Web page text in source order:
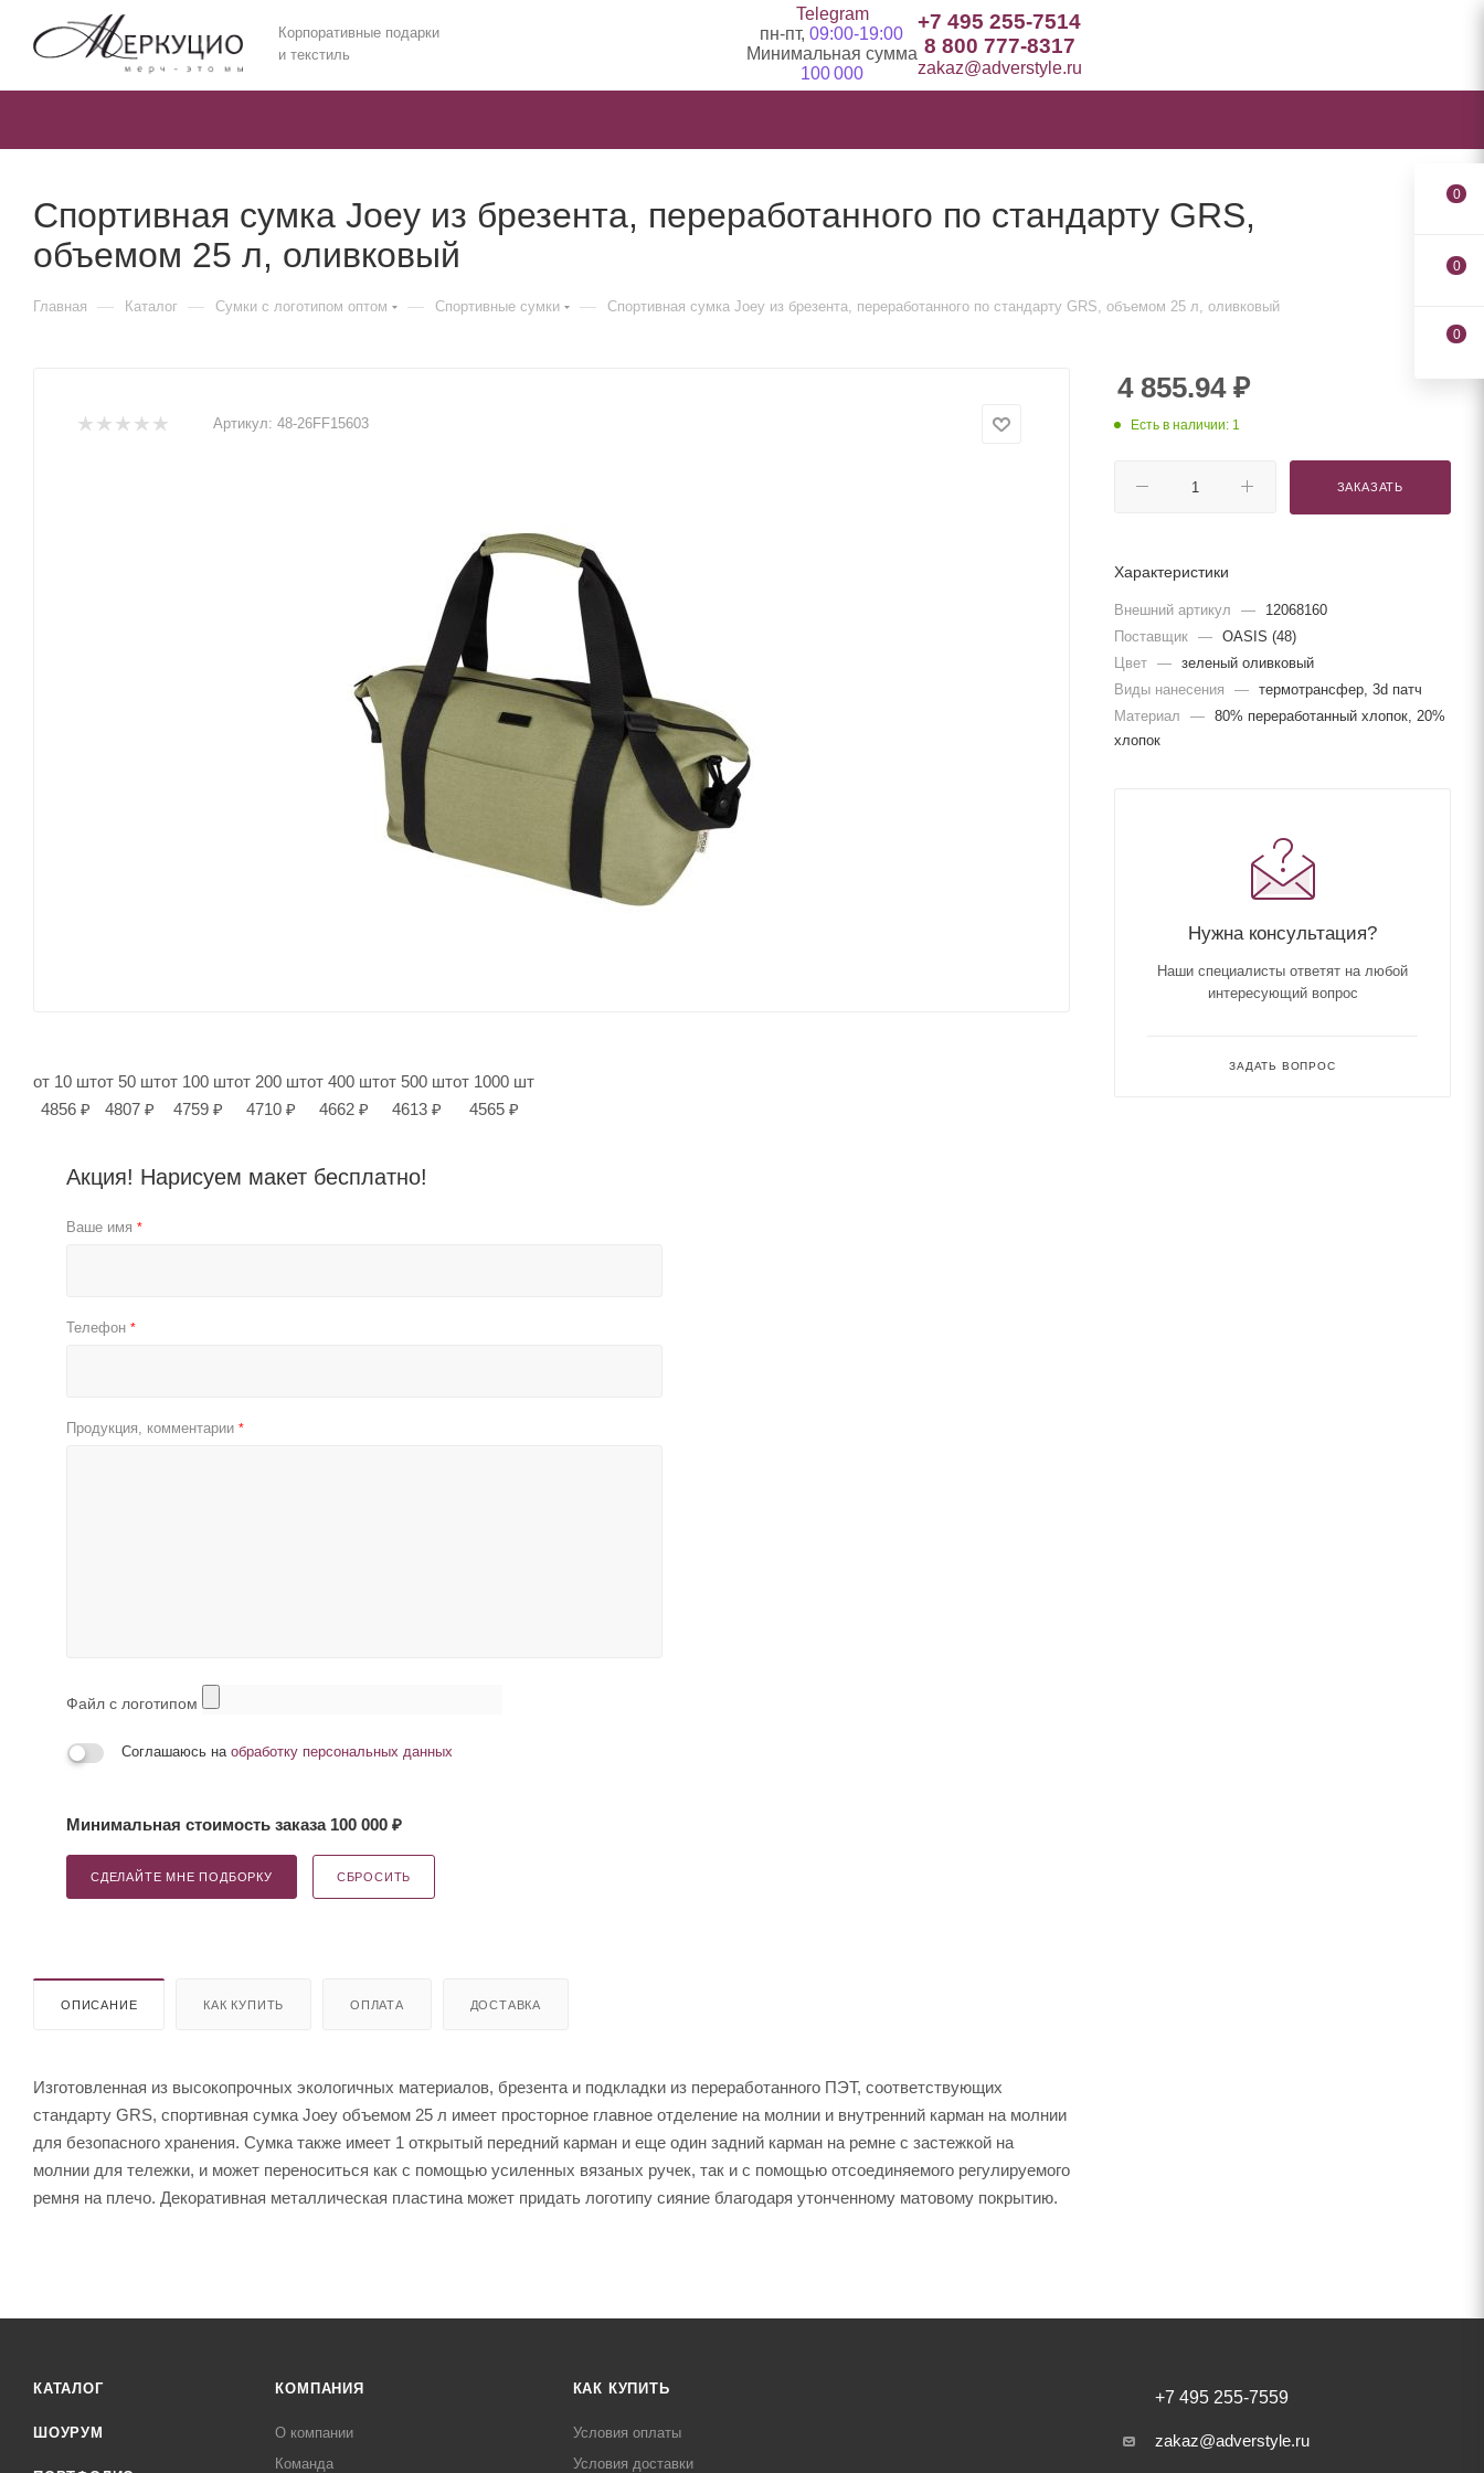
Корпоративные подарки
и текстиль
Telegram
пн-пт, 09:00-19:00
Минимальная сумма
100 000
+7 495 255-7514
8 800 777-8317
zakaz@adverstyle.ru
Спортивная сумка Joey из брезента, переработанного по стандарту GRS,
объемом 25 л, оливковый
Главная — Каталог — Сумки с логотипом оптом — Спортивные сумки — Спортивная сумка Joey из брезента, переработанного по стандарту GRS, объемом 25 л, оливковый
Артикул: 48-26FF15603
от 10 шт
4856 ₽
от 50 шт
4807 ₽
от 100 шт
4759 ₽
от 200 шт
4710 ₽
от 400 шт
4662 ₽
от 500 шт
4613 ₽
от 1000 шт
4565 ₽
Акция! Нарисуем макет бесплатно!
Ваше имя *
Телефон *
Продукция, комментарии *
Файл с логотипом
Соглашаюсь на обработку персональных данных
Минимальная стоимость заказа 100 000 ₽
СДЕЛАЙТЕ МНЕ ПОДБОРКУ СБРОСИТЬ
ОПИСАНИЕ КАК КУПИТЬ ОПЛАТА ДОСТАВКА
Изготовленная из высокопрочных экологичных материалов, брезента и подкладки из переработанного ПЭТ, соответствующих
стандарту GRS, спортивная сумка Joey объемом 25 л имеет просторное главное отделение на молнии и внутренний карман на молнии
для безопасного хранения. Сумка также имеет 1 открытый передний карман и еще один задний карман на ремне с застежкой на
молнии для тележки, и может переноситься как с помощью усиленных вязаных ручек, так и с помощью отсоединяемого регулируемого
ремня на плечо. Декоративная металлическая пластина может придать логотипу сияние благодаря утонченному матовому покрытию.
4 855.94₽
Есть в наличии: 1
ЗАКАЗАТЬ
Характеристики
Внешний артикул —
12068160
Поставщик — OASIS (48)
Цвет — зеленый оливковый
Виды нанесения
— термотрансфер, 3d патч
Материал
— 80% переработанный хлопок, 20%
хлопок
Нужна консультация?
Наши специалисты ответят на любой
интересующий вопрос
ЗАДАТЬ ВОПРОС
КАТАЛОГ
ШОУРУМ
КОМПАНИЯ
О компании
Команда
КАК КУПИТЬ
Условия оплаты
Условия доставки
+7 495 255-7559
zakaz@adverstyle.ru
0
0
0